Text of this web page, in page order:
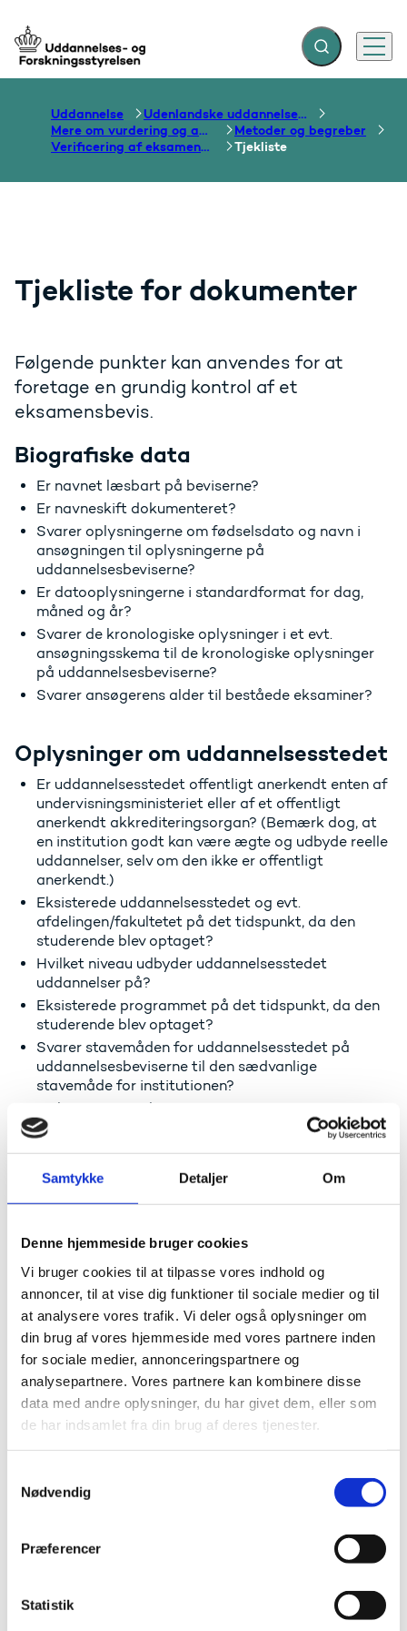
Samtykke Detaljer Om
Denne hjemmeside bruger cookies
Vi bruger cookies til at tilpasse vores indhold og
annoncer, til at vise dig funktioner til sociale medier og til
at analysere vores trafik. Vi deler også oplysninger om
din brug af vores hjemmeside med vores partnere inden
for sociale medier, annonceringspartnere og
analysepartnere. Vores partnere kan kombinere disse
data med andre oplysninger, du har givet dem, eller som
de har indsamlet fra din brug af deres tjenester.
Nødvendig
Præferencer
Statistik
Gå til forsiden Fold søgefelt ud
Menu
Uddannelse
Udenlandske uddannelser og dokumentation over grænser
Mere om vurdering og anerkendelse
Metoder og begreber
Verificering af eksamensbeviser
Tjekliste
Tjekliste for dokumenter
Følgende punkter kan anvendes for at
foretage en grundig kontrol af et
eksamensbevis.
Biografiske data
Er navnet læsbart på beviserne?
Er navneskift dokumenteret?
Svarer oplysningerne om fødselsdato og navn i
ansøgningen til oplysningerne på
uddannelsesbeviserne?
Er datooplysningerne i standardformat for dag,
måned og år?
Svarer de kronologiske oplysninger i et evt.
ansøgningsskema til de kronologiske oplysninger
på uddannelsesbeviserne?
Svarer ansøgerens alder til beståede eksaminer?
Oplysninger om uddannelsesstedet
Er uddannelsesstedet offentligt anerkendt enten af
undervisningsministeriet eller af et offentligt
anerkendt akkrediteringsorgan? (Bemærk dog, at
en institution godt kan være ægte og udbyde reelle
uddannelser, selv om den ikke er offentligt
anerkendt.)
Eksisterede uddannelsesstedet og evt.
afdelingen/fakultetet på det tidspunkt, da den
studerende blev optaget?
Hvilket niveau udbyder uddannelsesstedet
uddannelser på?
Eksisterede programmet på det tidspunkt, da den
studerende blev optaget?
Svarer stavemåden for uddannelsesstedet på
uddannelsesbeviserne til den sædvanlige
stavemåde for institutionen?
Oplysninger om bevisets status.
Fremgår det, hvilken status beviset har: certifikat,
midlertidigt bevis…?
Fremgår centrale data af beviset: uddannelsen
Uddannelsesbeviset
Er der nogen rettelser på dokumentet
(håndskrevne, retteblæk…)?
Er dokumentet et officielt papir?
Svarer uddannelsesbeviset til landets standard for
uddannelsesbeviser (hvis der er en sådan national
standard)?
Er skriften/det grafiske udtryk konsistent med
hensyn til størrelse og form?
Står bogstaverne lige på linjen?
hvad uddannelsesstedet normalt bruger?
uddannelsesstedet normalt bruger?
kursusomfang til de normale for